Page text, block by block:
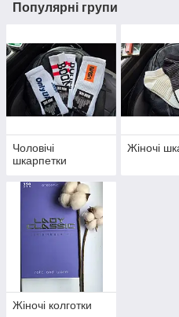
Популярні групи
Чоловічі
шкарпетки
Жіночі
Жіночі колготки